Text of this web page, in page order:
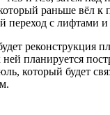
раньше вёл к
переход с лифтами и
реконструкция
ней планируется
который будет